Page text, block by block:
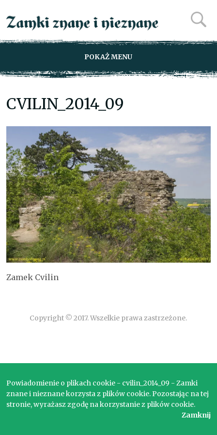
POKAŻ MENU
CVILIN_2014_09
Zamek Cvilin
Copyright © 2017. Wszelkie prawa zastrzeżone.
Powiadomienie o plikach cookie - cvilin_2014_09 - Zamki
znane i nieznane korzysta z plików cookie. Pozostając na tej
stronie, wyrażasz zgodę na korzystanie z plików cookie.
Zamknij